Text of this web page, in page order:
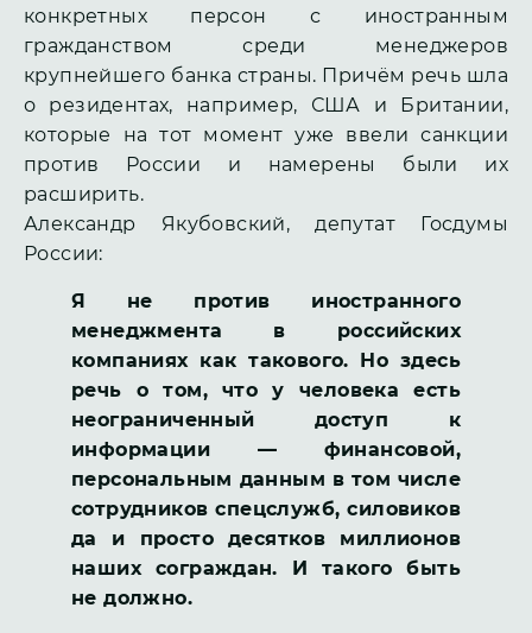
конкретных персон с иностранным
гражданством среди менеджеров
крупнейшего банка страны. Причём речь шла
о резидентах, например, США и Британии,
которые на тот момент уже ввели санкции
против России и намерены были их
расширить.
Александр Якубовский, депутат Госдумы
России:
Я не против иностранного
менеджмента в российских
компаниях как такового. Но здесь
речь о том, что у человека есть
неограниченный доступ к
информации — финансовой,
персональным данным в том числе
сотрудников спецслужб, силовиков
да и просто десятков миллионов
наших сограждан. И такого быть
не должно.